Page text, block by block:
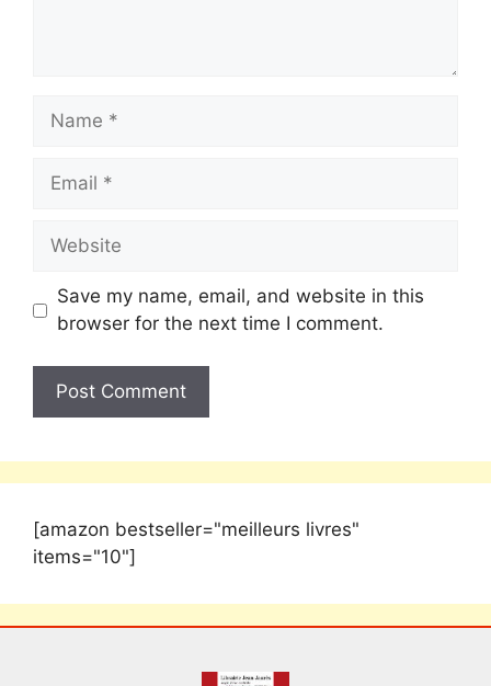
Save my name, email, and website in this
browser for the next time I comment.
[amazon bestseller="meilleurs livres"
items="10"]